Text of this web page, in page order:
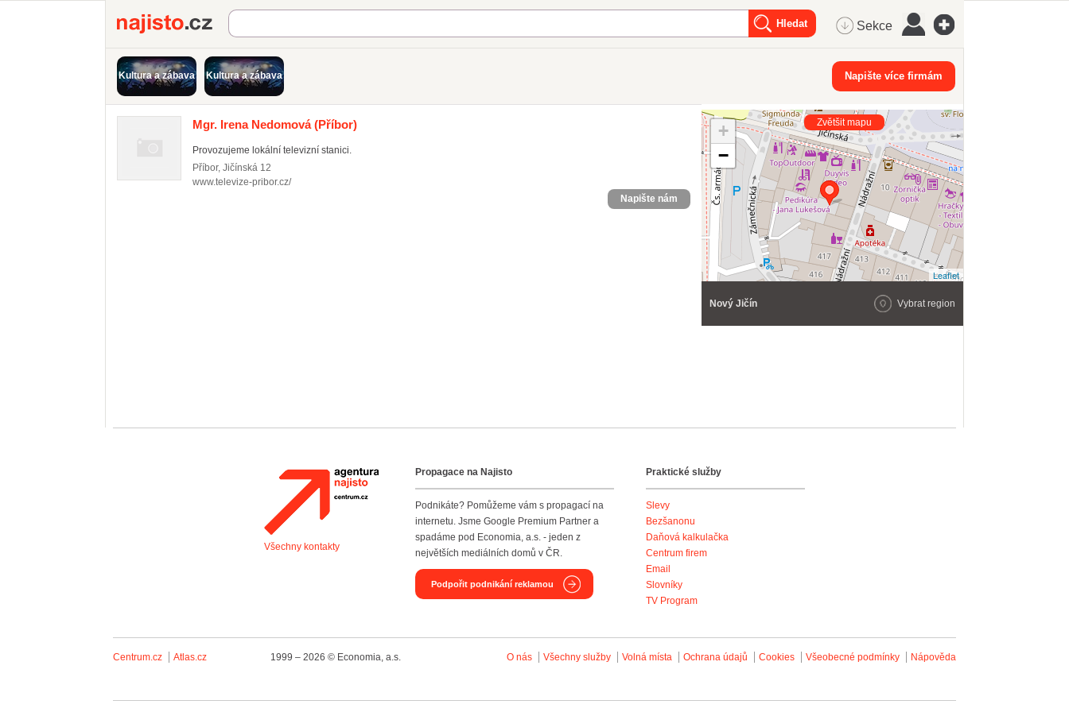
Najisto.cz Sekce
Kultura a zábava Kultura a zábava Napište více firmám
Mgr. Irena Nedomová(Příbor)
Provozujeme lokální televizní stanici.
Příbor, Jičínská 12
www.televize-pribor.cz/
Napište nám
+
−
Leaflet
Zvětšit mapu
Nový Jičín Vybrat region
Agentura Najisto
Všechny kontakty
Propagace na Najisto
Podnikáte? Pomůžeme vám s propagací na
internetu. Jsme Google Premium Partner a
spadáme pod Economia, a.s. - jeden z
největších mediálních domů v ČR.
Podpořit podnikání reklamou
Praktické služby
Slevy
Bezšanonu
Daňová kalkulačka
Centrum firem
Email
Slovníky
TV Program
Centrum.cz Atlas.cz 1999 – 2026 © Economia, a.s. O nás Všechny služby Volná místa Ochrana údajů Cookies Všeobecné podmínky Nápověda